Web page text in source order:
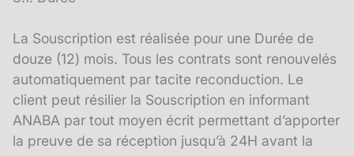
La Souscription est réalisée pour une Durée de
douze (12) mois. Tous les contrats sont renouvelés
automatiquement par tacite reconduction. Le
client peut résilier la Souscription en informant
ANABA par tout moyen écrit permettant d’apporter
la preuve de sa réception jusqu’à 24H avant la